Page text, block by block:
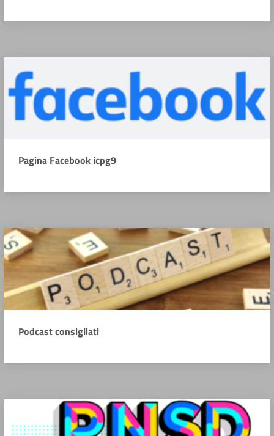
Pagina Facebook icpg9
Podcast consigliati